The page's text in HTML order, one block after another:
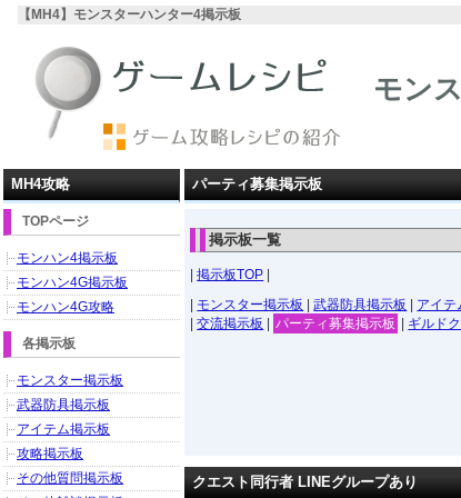
【MH4】モンスターハンター4掲示板
モン
パーティ募集掲示板
掲示板一覧
|掲示板TOP
モンスター掲示板 |武器防具掲示板 アイテ
|交流掲示板 パーティ募集掲示板 ギルド
クエスト同行者 LINEグループあり
MH4攻略
TOPページ
モンハン4掲示板
モンハン4G掲示板
モンハン4G攻略
各掲示板
モンスター掲示板
武器防具掲示板
アイテム掲示板
攻略掲示板
その他質問掲示板